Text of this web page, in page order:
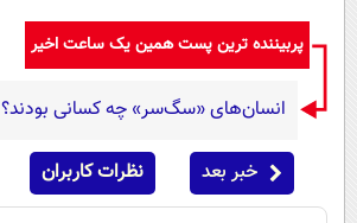
پربیننده ترین پست همین یک ساعت اخیر
انسان‌های «سگ‌سر» چه کسانی بودند؟
خبر بعد نظرات کاربران